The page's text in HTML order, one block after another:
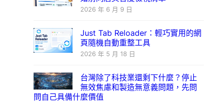
2026 年 6 月 9 日
Just Tab Reloader：輕巧實用的網
頁隨機自動重整工具
2026 年 5 月 18 日
台灣除了科技業還剩下什麼？停止
無效焦慮和製造無意義問題，先問
問自己具備什麼價值